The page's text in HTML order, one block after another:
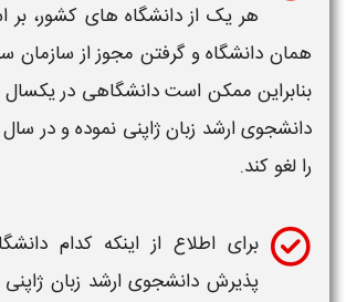
هر یک ازدانشگاه های کشور،
همان دانشگاهو گرفتن مجوز از
بنابراین ممکن استدانشگاهی در یکسال
دانشجویارشد زبان ژاپنی نموده و در
را لغو کند.
برای اطلاع از اینکه کدام
پذیرش دانشجویارشد زبان ژاپنی